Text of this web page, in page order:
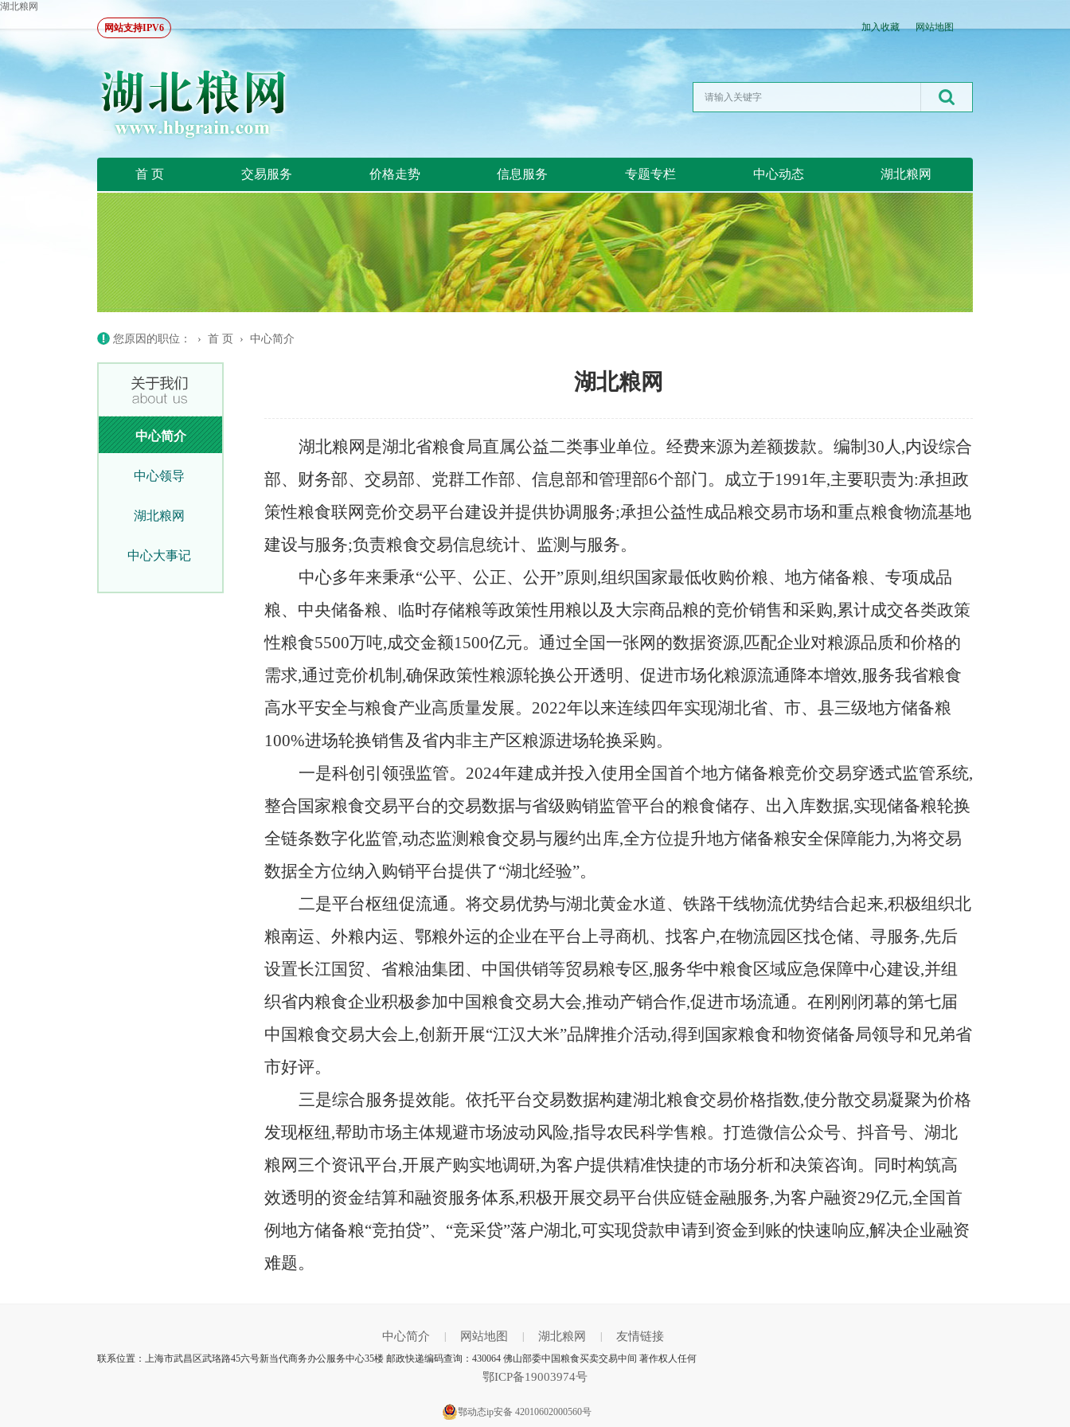
湖北粮网
网站支持IPV6
加入收藏 网站地图
首 页 交易服务 价格走势 信息服务 专题专栏 中心动态 湖北粮网
您原因的职位： › 首 页 › 中心简介
中心简介
中心领导
湖北粮网
中心大事记
湖北粮网
湖北粮网是湖北省粮食局直属公益二类事业单位。经费来源为差额拨款。编制 30人,内设综合
部、财务部、交易部、党群工作部、信息部和管理部6个部门。成立于1991年,主要职责为:承担政
策性粮食联网竞价交易平台建设并提供协调服务;承担公益性成品粮交易市场和重点粮食物流基地
建设与服务;负责粮食交易信息统计、监测与服务。
中心多年来秉承“公平、公正、公开”原则,组织国家最低收购价粮、地方储备粮、专项成品
粮、中央储备粮、临时存储粮等政策性用粮以及大宗商品粮的竞价销售和采购,累计成交各类政策
性粮食5500万吨,成交金额1500亿元。通过全国一张网的数据资源,匹配企业对粮源品质和价格的
需求,通过竞价机制,确保政策性粮源轮换公开透明、促进市场化粮源流通降本增效,服务我省粮食
高水平安全与粮食产业高质量发展。2022年以来连续四年实现湖北省、市、县三级地方储备粮
100%进场轮换销售及省内非主产区粮源进场轮换采购。
一是科创引领强监管。 2024年建成并投入使用全国首个地方储备粮竞价交易穿透式监管系统,
整合国家粮食交易平台的交易数据与省级购销监管平台的粮食储存、出入库数据,实现储备粮轮换
全链条数字化监管,动态监测粮食交易与履约出库,全方位提升地方储备粮安全保障能力,为将交易
数据全方位纳入购销平台提供了“湖北经验”。
二是平台枢纽促流通。将交易优势与湖北黄金水道、铁路干线物流优势结合起来,积极组织北
粮南运、外粮内运、鄂粮外运的企业在平台上寻商机、找客户,在物流园区找仓储、寻服务,先后
设置长江国贸、省粮油集团、中国供销等贸易粮专区,服务华中粮食区域应急保障中心建设,并组
织省内粮食企业积极参加中国粮食交易大会,推动产销合作,促进市场流通。在刚刚闭幕的第七届
中国粮食交易大会上,创新开展“江汉大米”品牌推介活动,得到国家粮食和物资储备局领导和兄弟省
市好评。
三是综合服务提效能。依托平台交易数据构建湖北粮食交易价格指数,使分散交易凝聚为价格
发现枢纽,帮助市场主体规避市场波动风险,指导农民科学售粮。打造微信公众号、抖音号、湖北
粮网三个资讯平台,开展产购实地调研,为客户提供精准快捷的市场分析和决策咨询。同时构筑高
效透明的资金结算和融资服务体系,积极开展交易平台供应链金融服务,为客户融资29亿元,全国首
例地方储备粮“竞拍贷”、“竞采贷”落户湖北,可实现贷款申请到资金到账的快速响应,解决企业融资
难题。
中心简介 网站地图 湖北粮网 友情链接
联系位置：上海市武昌区武珞路45六号新当代商务办公服务中心35楼 邮政快递编码查询：430064 佛山部委中国粮食买卖交易中间 著作权人任何
鄂ICP备19003974号
鄂动态ip安备 42010602000560号